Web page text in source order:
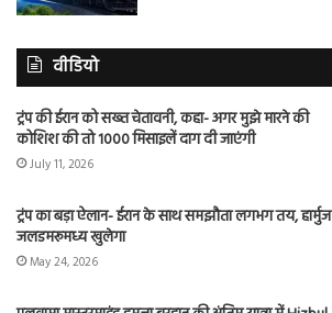
वीडियो
ट्रंप की ईरान को सख्त चेतावनी, कहा- अगर मुझे मारने की
कोशिश की तो 1000 मिसाइलें दाग दी जाएंगी
July 11, 2026
ट्रंप का बड़ा ऐलान- ईरान के साथ समझौता लगभग तय, हार्मुज
जलडमरूमध्य खुलेगा
May 24, 2026